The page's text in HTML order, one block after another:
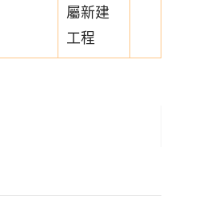
屬新建
工程